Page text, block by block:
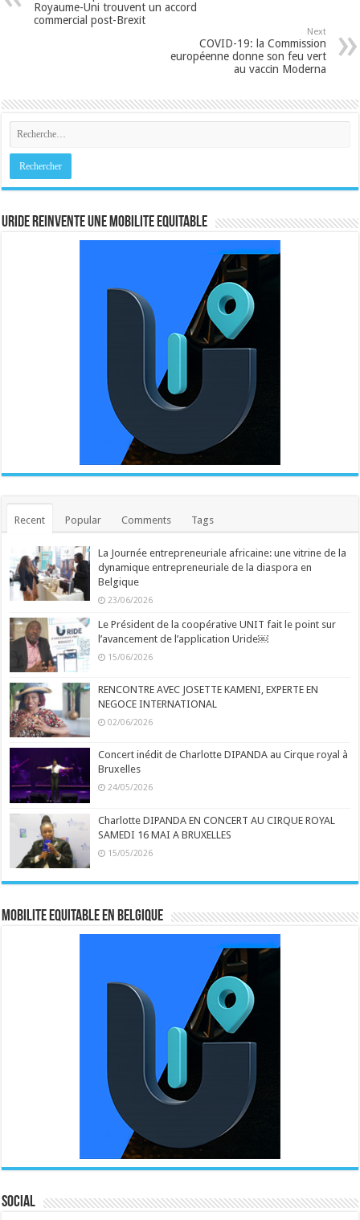
Royaume-Uni trouvent un accord
commercial post-Brexit
Next
COVID-19: la Commission
européenne donne son feu vert
au vaccin Moderna
URIDE REINVENTE UNE MOBILITE EQUITABLE
Recent Popular Comments Tags
La Journée entrepreneuriale africaine: une vitrine de la
dynamique entrepreneuriale de la diaspora en
Belgique
23/06/2026
Le Président de la coopérative UNIT fait le point sur
l’avancement de l’application Uride￼
15/06/2026
RENCONTRE AVEC JOSETTE KAMENI, EXPERTE EN
NEGOCE INTERNATIONAL
02/06/2026
Concert inédit de Charlotte DIPANDA au Cirque royal à
Bruxelles
24/05/2026
Charlotte DIPANDA EN CONCERT AU CIRQUE ROYAL
SAMEDI 16 MAI A BRUXELLES
15/05/2026
MOBILITE EQUITABLE EN BELGIQUE
Social